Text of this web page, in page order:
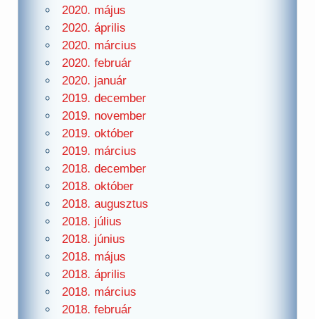
2020. május
2020. április
2020. március
2020. február
2020. január
2019. december
2019. november
2019. október
2019. március
2018. december
2018. október
2018. augusztus
2018. július
2018. június
2018. május
2018. április
2018. március
2018. február